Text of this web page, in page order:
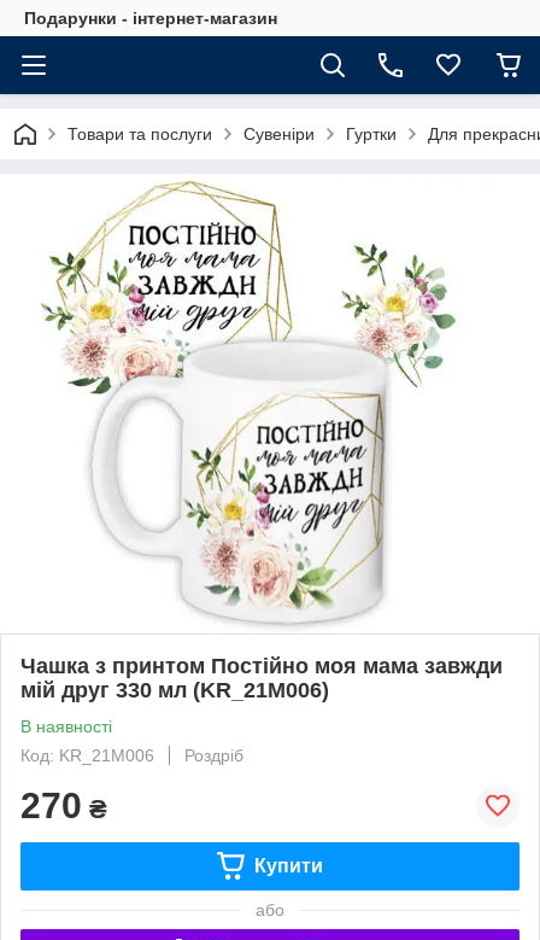
Подарунки - інтернет-магазин
Товари та послуги Сувеніри Гуртки Для
Чашка з принтом Постійно моя мама завжди
мій друг 330 мл (KR_21M006)
В наявності
Код: KR_21M006
Роздріб
270 ₴
Купити
або